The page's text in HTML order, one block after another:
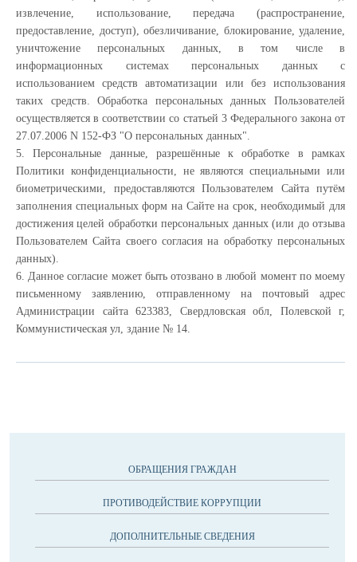
извлечение, использование, передача (распространение,
предоставление, доступ), обезличивание, блокирование, удаление,
уничтожение персональных данных, в том числе в
информационных системах персональных данных с
использованием средств автоматизации или без использования
таких средств. Обработка персональных данных Пользователей
осуществляется в соответствии со статьей 3 Федерального закона от
27.07.2006 N 152-ФЗ "О персональных данных".
5. Персональные данные, разрешённые к обработке в рамках
Политики конфиденциальности, не являются специальными или
биометрическими, предоставляются Пользователем Сайта путём
заполнения специальных форм на Сайте на срок, необходимый для
достижения целей обработки персональных данных (или до отзыва
Пользователем Сайта своего согласия на обработку персональных
данных).
6. Данное согласие может быть отозвано в любой момент по моему
письменному заявлению, отправленному на почтовый адрес
Администрации сайта 623383, Свердловская обл, Полевской г,
Коммунистическая ул, здание № 14.
ОБРАЩЕНИЯ ГРАЖДАН
ПРОТИВОДЕЙСТВИЕ КОРРУПЦИИ
ДОПОЛНИТЕЛЬНЫЕ СВЕДЕНИЯ